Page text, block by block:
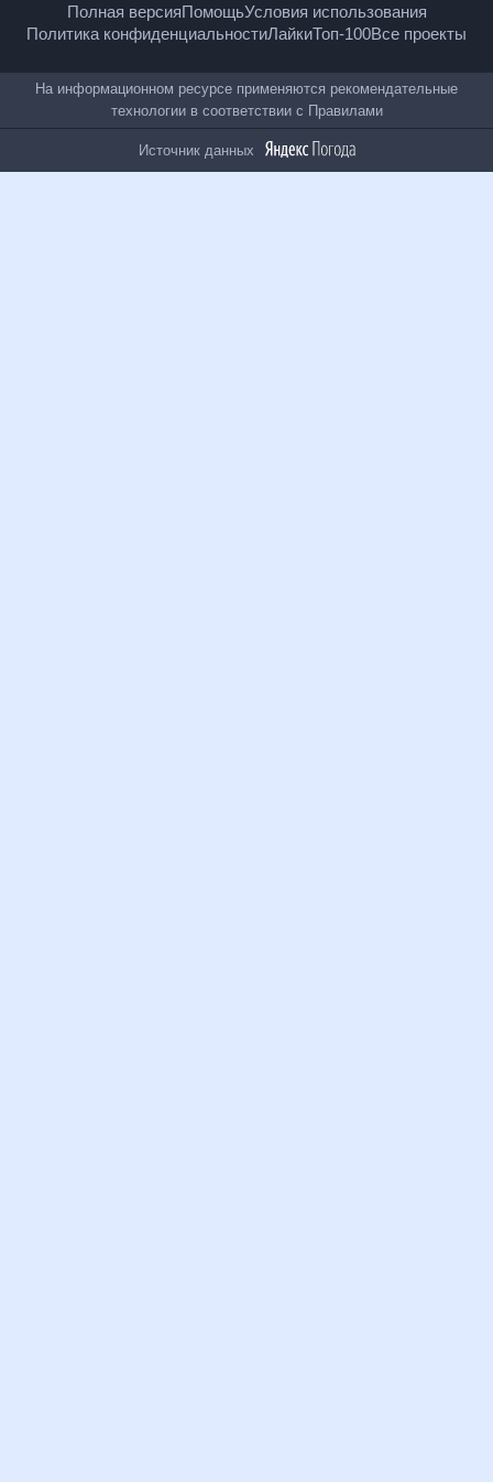
Полная версияПомощьУсловия использования
Политика конфиденциальностиЛайкиТоп-100
На информационном ресурсе применяются
рекомендательные технологии в соответствии сПравилами
Источник данных